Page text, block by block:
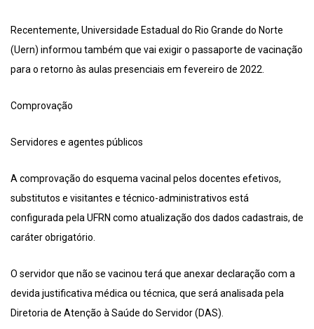
Recentemente, Universidade Estadual do Rio Grande do Norte
(Uern) informou também que vai exigir o passaporte de vacinação
para o retorno às aulas presenciais em fevereiro de 2022.
Comprovação
Servidores e agentes públicos
A comprovação do esquema vacinal pelos docentes efetivos,
substitutos e visitantes e técnico-administrativos está
configurada pela UFRN como atualização dos dados cadastrais, de
caráter obrigatório.
O servidor que não se vacinou terá que anexar declaração com a
devida justificativa médica ou técnica, que será analisada pela
Diretoria de Atenção à Saúde do Servidor (DAS).